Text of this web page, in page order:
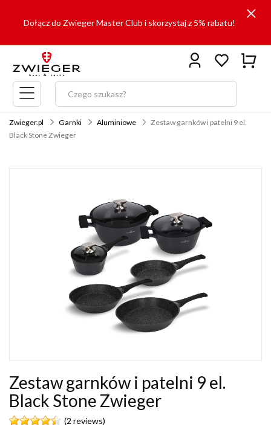
Dołącz do Zwieger Master Club i skorzystaj z 5% rabatu!
Menu
główne
Zwieger.pl Garnki Aluminiowe
Zestaw garnków i patelni 9 el.
Black Stone Zwieger
Zestaw garnków i patelni 9 el.
Black Stone Zwieger
(2 reviews)